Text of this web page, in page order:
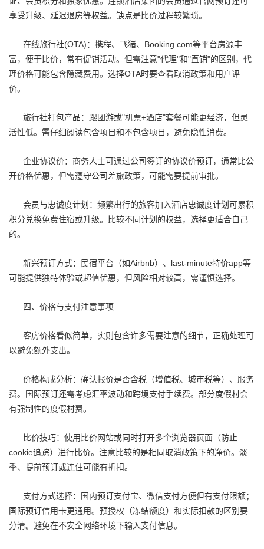
享受升级、延迟退房等权益。缺点是比价过程较繁琐。
在线旅行社(OTA)：携程、飞猪、Booking.com等平台房源丰
富，便于比价，常有促销活动。但需注意"代理"和"直销"的区别，代
理价格可能包含隐藏费用。选择OTA时要查看取消政策和用户评
价。
旅行社打包产品：跟团游或"机票+酒店"套餐可能更经济，但灵
活性低。需仔细阅读包含项目和不包含项目，避免隐性消费。
企业协议价：商务人士可通过公司签订的协议价预订，通常比公
开价格优惠，但需遵守公司差旅政策，可能需要提前审批。
会员与忠诚度计划：频繁出行的旅客加入酒店忠诚度计划可累积
积分兑换免费住宿或升级。比较不同计划的权益，选择更适合自己
的。
新兴预订方式：民宿平台（如Airbnb）、last-minute特价app等
可能提供独特体验或超值优惠，但风险相对较高，需谨慎选择。
四、价格与支付注意事项
客房价格看似简单，实则包含许多需要注意的细节，正确处理可
以避免额外支出。
价格构成分析：确认报价是否含税（增值税、城市税等）、服务
费。国际预订还需考虑汇率波动和跨境支付手续费。部分度假村会
有强制性的度假村费。
比价技巧：使用比价网站或同时打开多个浏览器页面（防止
cookie追踪）进行比价。注意比较的是相同取消政策下的净价。淡
季、提前预订或连住可能有折扣。
支付方式选择：国内预订支付宝、微信支付方便但有支付限额；
国际预订信用卡更通用。预授权（冻结额度）和实际扣款的区别要
分清。避免在不安全网络环境下输入支付信息。